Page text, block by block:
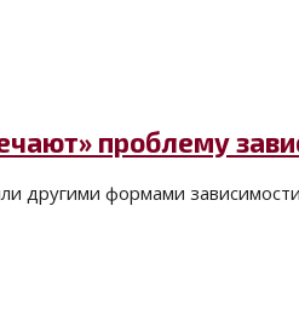
проблему
другими формами